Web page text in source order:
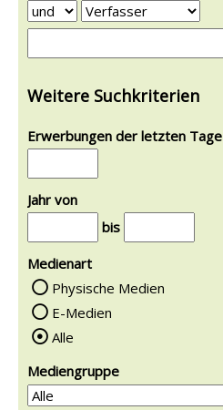
Weitere Suchkriterien
Erwerbungen der letzten Tage
Jahr von
bis
Medienart
Physische Medien
E-Medien
Alle
Mediengruppe